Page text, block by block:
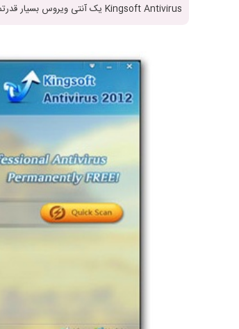
Kingsoft Antivirus یک آنتی ویروس بسیار قدرتمند و حرفه ای در زمینه تشخیص و پاکسازی تمامی تروجان ها و ویروس ها می باشد.